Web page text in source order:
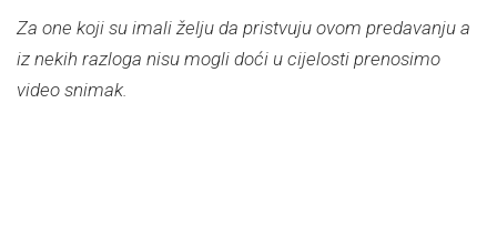
Za one koji su imali želju da pristvuju ovom predavanju a
iz nekih razloga nisu mogli doći u cijelosti prenosimo
video snimak.